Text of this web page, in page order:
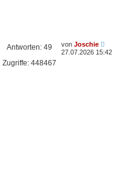
Antworten: 49
Zugriffe: 448467
von Joschie
27.07.2026 15:42